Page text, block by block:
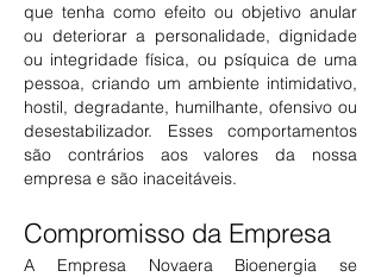
que tenha como efeito ou objetivo anular
ou deteriorar a personalidade, dignidade
ou integridade física, ou psíquica de uma
pessoa, criando um ambiente intimidativo,
hostil, degradante, humilhante, ofensivo ou
desestabilizador. Esses comportamentos
são contrários aos valores da nossa
empresa e são inaceitáveis.
Compromisso da Empresa
A Empresa Novaera Bioenergia se